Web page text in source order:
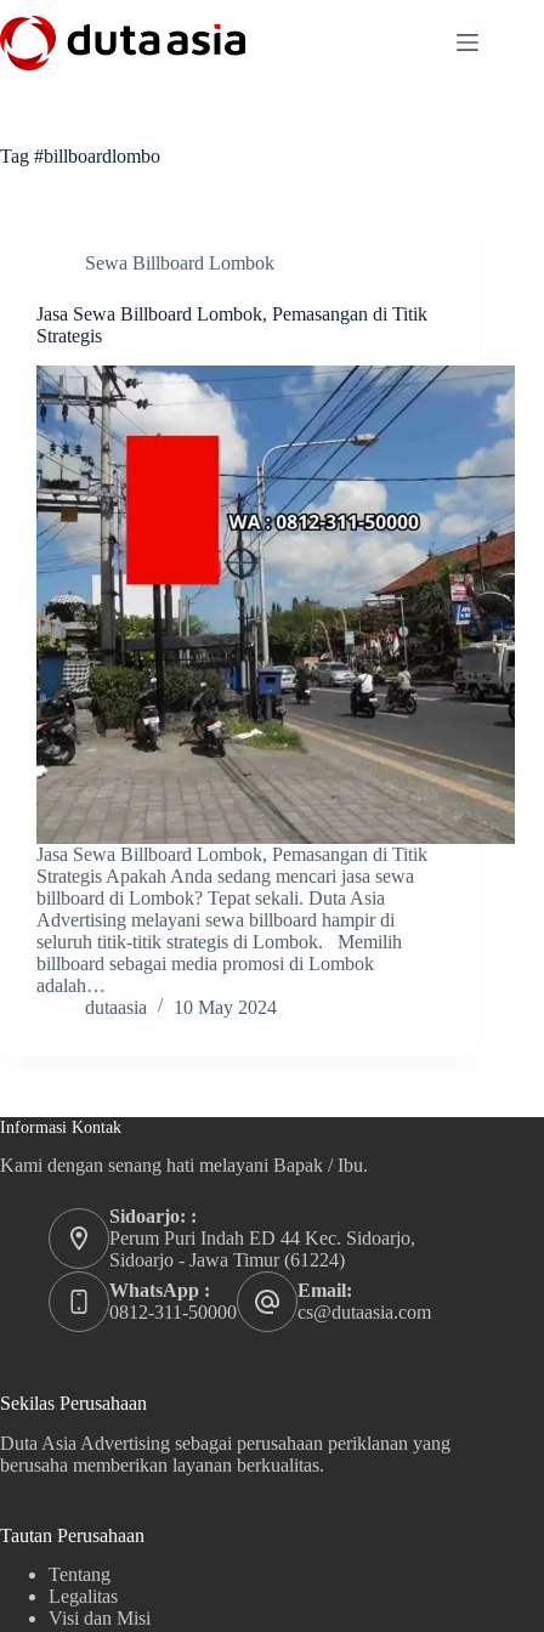
to
content
Tag #billboardlombo
Sewa Billboard Lombok
Jasa Sewa Billboard Lombok, Pemasangan di Titik
Strategis
Jasa Sewa Billboard Lombok, Pemasangan di Titik
Strategis Apakah Anda sedang mencari jasa sewa
billboard di Lombok? Tepat sekali. Duta Asia
Advertising melayani sewa billboard hampir di
seluruh titik-titik strategis di Lombok. Memilih
billboard sebagai media promosi di Lombok
adalah…
dutaasia
10 May 2024
Informasi Kontak
Kami dengan senang hati melayani Bapak / Ibu.
Sidoarjo: :
Perum Puri Indah ED 44 Kec. Sidoarjo,
Sidoarjo - Jawa Timur (61224)
WhatsApp :
0812-311-50000
Email:
cs@dutaasia.com
Sekilas Perusahaan
Duta Asia Advertising sebagai perusahaan periklanan yang
berusaha memberikan layanan berkualitas.
Tautan Perusahaan
Tentang
Legalitas
Visi dan Misi